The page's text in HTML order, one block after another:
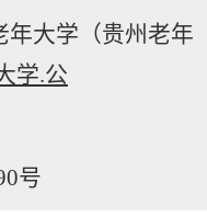
年大学（贵州老年
学.公
号